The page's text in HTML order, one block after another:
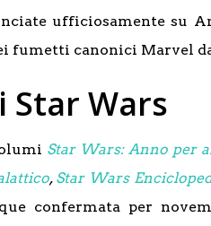
ufficiosamente su
fumetti canonici Marvel
Star Wars
Star Wars: Anno per
, Star Wars
confermata per